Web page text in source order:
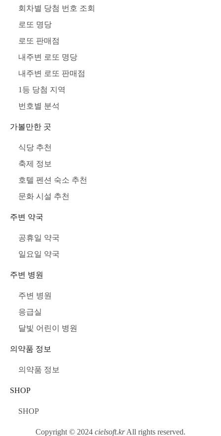
회차별 당첨 번호 조회
로또 명당
로또 판매점
내주변 로또 명당
내주변 로또 판매점
1등 당첨 지역
번호별 분석
가볼만한 곳
식당 추천
축제 정보
호텔 펜션 숙소 추천
문화 시설 추천
주변 약국
공휴일 약국
일요일 약국
주변 병원
주변 병원
응급실
달빛 어린이 병원
의약품 정보
의약품 정보
SHOP
SHOP
Copyright © 2024 cielsoft.krAll rights reserved.